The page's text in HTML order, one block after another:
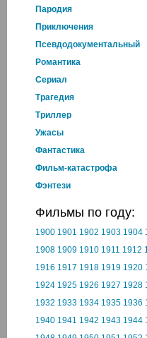
Пародия
Приключения
Псевдодокументальный
Романтика
Cериал
Трагедия
Триллер
Ужасы
Фантастика
Фильм-катастрофа
Фэнтези
Фильмы по году:
1900 1901 1902 1903 1904
1908 1909 1910 1911 1912
1916 1917 1918 1919 1920
1924 1925 1926 1927 1928
1932 1933 1934 1935 1936
1940 1941 1942 1943 1944